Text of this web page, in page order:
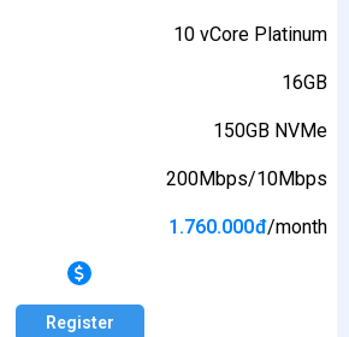
10 vCore Platinum
16GB
150GB NVMe
200Mbps/10Mbps
1.760.000đ/month
Register